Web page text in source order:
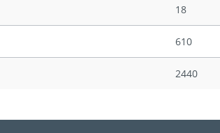
18
610
2440